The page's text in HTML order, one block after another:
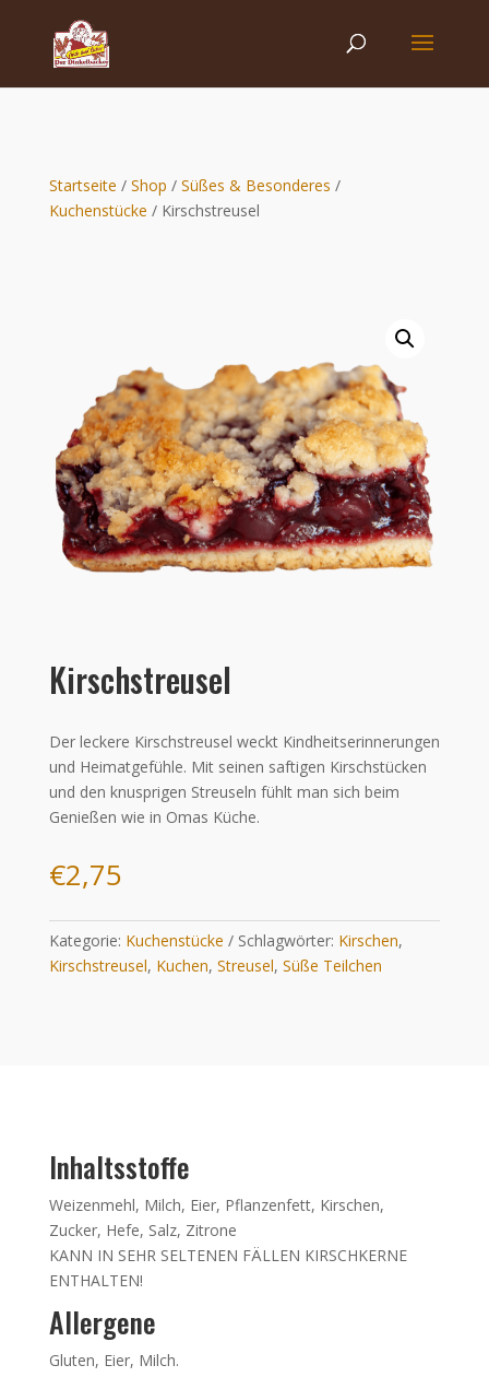
Startseite / Shop / Süßes & Besonderes /
Kuchenstücke / Kirschstreusel
Kirschstreusel
Der leckere Kirschstreusel weckt Kindheitserinnerungen
und Heimatgefühle. Mit seinen saftigen Kirschstücken
und den knusprigen Streuseln fühlt man sich beim
Genießen wie in Omas Küche.
€2,75
Kategorie: Kuchenstücke Schlagwörter: Kirschen,
Kirschstreusel, Kuchen, Streusel, Süße Teilchen
Inhaltsstoffe
Weizenmehl, Milch, Eier, Pflanzenfett, Kirschen,
Zucker, Hefe, Salz, Zitrone
KANN IN SEHR SELTENEN FÄLLEN KIRSCHKERNE
ENTHALTEN!
Allergene
Gluten, Eier, Milch.